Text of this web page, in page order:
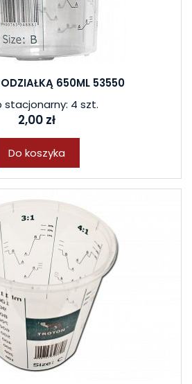
650ML 53550
stacjonarny: 4 szt.
2,00 zł
Do koszyka